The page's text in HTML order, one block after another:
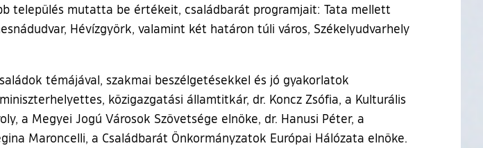
település mutatta be értékeit, családbarát programjait: Tata mellett
Hévízgyörk, valamint két határon túli város, Székelyudvarhely
témájával, szakmai beszélgetésekkel és jó gyakorlatok
közigazgatási államtitkár, dr. Koncz Zsófia, a Kulturális
a Megyei Jogú Városok Szövetsége elnöke, dr. Hanusi Péter, a
Maroncelli, a Családbarát Önkormányzatok Európai Hálózata elnöke.